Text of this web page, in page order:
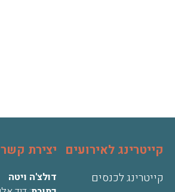
קייטרינג לאירועים
קייטרינג לכנסים
יצירת קשר
דולצ'ה ויטה